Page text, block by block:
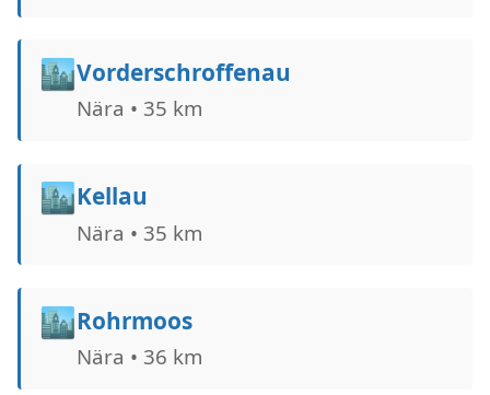
🏙️Vorderschroffenau
Nära • 35 km
🏙️Kellau
Nära • 35 km
🏙️Rohrmoos
Nära • 36 km